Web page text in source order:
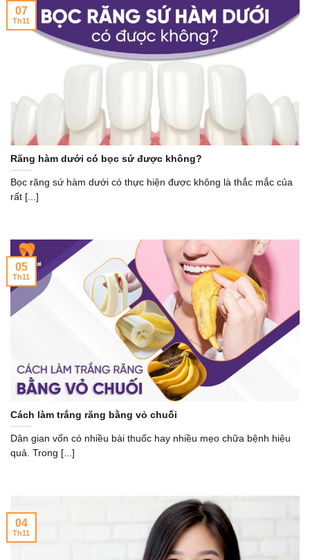
Răng hàm dưới có bọc sứ được không?
Bọc răng sứ hàm dưới có thực hiện được không là thắc mắc của
rất [...]
07
Th11
Cách làm trắng răng bằng vỏ chuối
Dân gian vốn có nhiều bài thuốc hay nhiều mẹo chữa bệnh hiệu
quả. Trong [...]
05
Th11
04
Th11